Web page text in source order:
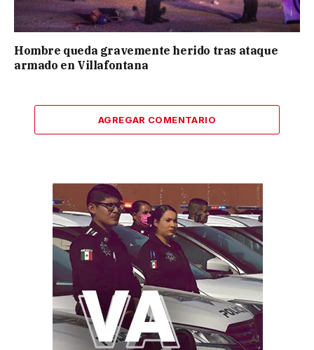
Hombre queda gravemente herido tras ataque
armado en Villafontana
AGREGAR COMENTARIO